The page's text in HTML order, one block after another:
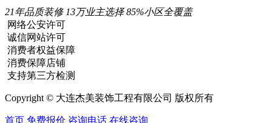
21年品质装修 13万业主选择 85%小区全覆盖
网络公安许可
诚信网站许可
消费者权益保障
消费保障店铺
支持第三方检测
Copyright © 大连杰美装饰工程有限公司 版权所有
首页 免费报价 咨询电话 在线咨询